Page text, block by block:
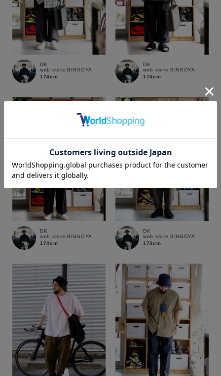
価格
商品タイプ
セール価格 WEB限定
在庫
在庫あり 在庫なし含む
DK
web store BINGOYA
174cm
DK
web store BINGOYA
174cm
DK
web store BINGOYA
174cm
DK
web store BINGOYA
174cm